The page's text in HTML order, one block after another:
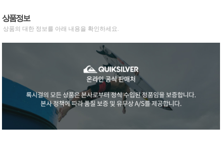
상품정보
상품의 대한 정보를 아래 내용을 확인하세요.